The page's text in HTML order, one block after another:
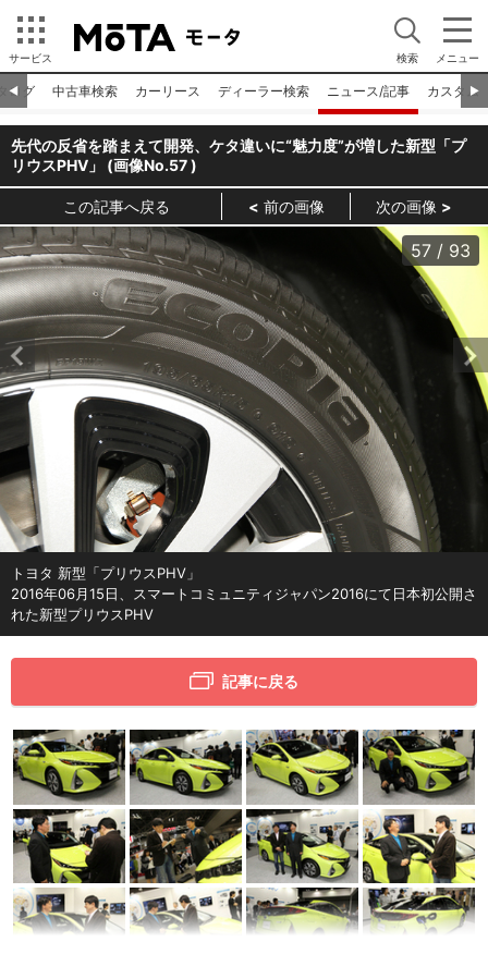
サービス 検索 メニュー
◀︎ ▶︎
ログ 中古車検索 カーリース ディーラー検索 ニュース/記事 カスタム
先代の反省を踏まえて開発、ケタ違いに“魅力度”が増した新型「プ
リウスPHV」 (画像No.57)
この記事へ戻る 前の画像 次の画像
トヨタ 新型「プリウスPHV」
2016年06月15日、スマートコミュニティジャパン2016にて日本初公開さ
れた新型プリウスPHV
57 / 93
記事に戻る